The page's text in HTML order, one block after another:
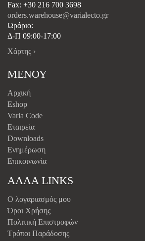
Fax: +30 216 700 3698
orders.warehouse@varialecto.gr
Ωράριο:
Δ-Π 09:00-17:00
Χάρτης ›
ΜΕΝΟΥ
Αρχική
Eshop
Varia Code
Εταιρεία
Downloads
Ενημέρωση
Επικοινωνία
ΑΛΛΑ LINKS
Ο λογαριασμός μου
Όροι Χρήσης
Πολιτική Επιστροφών
Τρόποι Παράδοσης